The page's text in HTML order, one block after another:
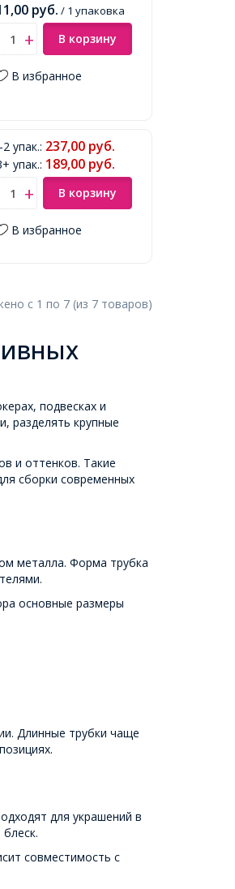
руб. / 1 упаковка
В корзину
В избранное
2 упак.: 237,00 руб.
упак.: 189,00 руб.
В корзину
В избранное
с 1 по 7 (из 7 товаров)
подвесках и
разделять крупные
и оттенков. Такие
сборки современных
металла. Форма трубка
основные размеры
Длинные трубки чаще
для украшений в
совместимость с